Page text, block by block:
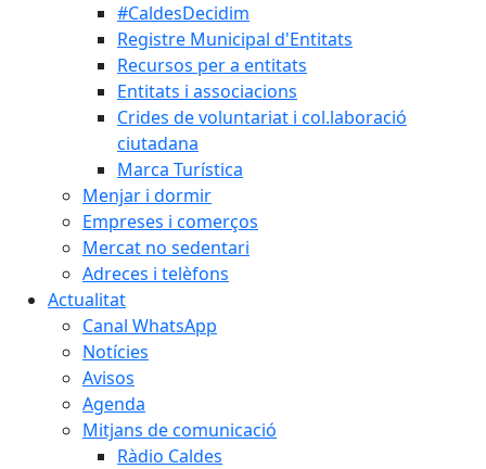
#CaldesDecidim
Registre Municipal d'Entitats
Recursos per a entitats
Entitats i associacions
Crides de voluntariat i col.laboració
ciutadana
Marca Turística
Menjar i dormir
Empreses i comerços
Mercat no sedentari
Adreces i telèfons
Actualitat
Canal WhatsApp
Notícies
Avisos
Agenda
Mitjans de comunicació
Ràdio Caldes